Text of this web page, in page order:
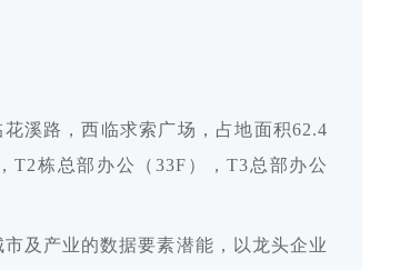
溪路，西临求索广场，占地面积62.4
T2栋总部办公（33F），T3总部办公
及产业的数据要素潜能，以龙头企业